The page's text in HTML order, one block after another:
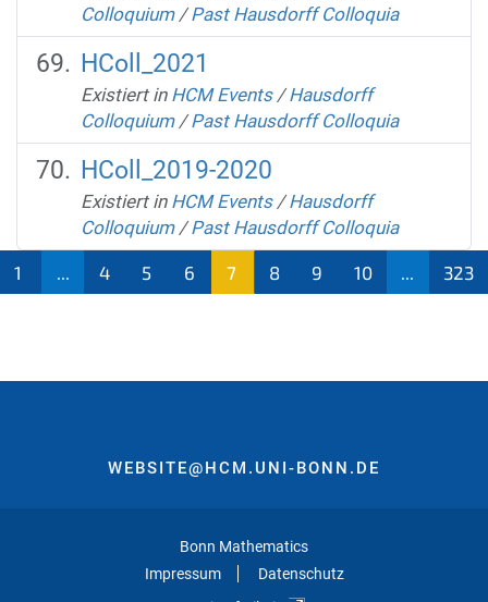
Colloquium /Past Hausdorff Colloquia
HColl_2021
Existiert in HCM Events /Hausdorff
Colloquium /Past Hausdorff Colloquia
HColl_2019-2020
Existiert in HCM Events /Hausdorff
Colloquium /Past Hausdorff Colloquia
1 4 5 6
7
8 9 10 323
WEBSITE@HCM.UNI-BONN.DE
Bonn Mathematics
Impressum
Datenschutz